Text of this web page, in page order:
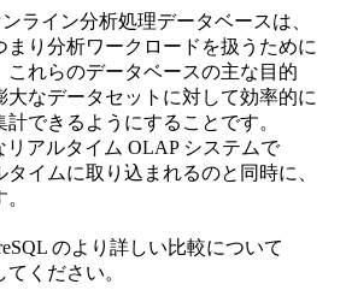
ライン分析処理データベースは、
まり分析ワークロードを扱うために
これらのデータベースの主な目的
大なデータセットに対して効率的に
できるようにすることです。
リアルタイム OLAP システムで
イムに取り込まれるのと同時に、
のより詳しい比較について
てください。